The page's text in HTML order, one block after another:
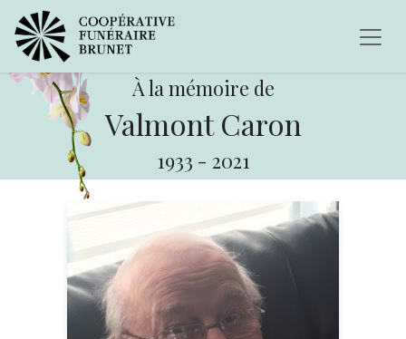
À la mémoire de
Valmont Caron
1933 - 2021